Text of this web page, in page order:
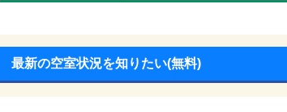
最新の空室状況を知りたい(無料)